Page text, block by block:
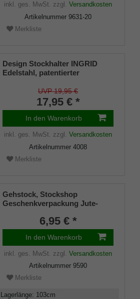
inkl. ges. MwSt. zzgl. Versandkosten
Artikelnummer 9631-20
Merkliste
Design Stockhalter INGRID
Edelstahl, patentierter
(18 - 22mm), Weichgummi
UVP 19,95 €
17,95 € *
In den Warenkorb
inkl. ges. MwSt. zzgl. Versandkosten
Artikelnummer 4008
Merkliste
Gehstock, Stockshop
Geschenkverpackung Jute-
Klettverschluss6,95 € *
In den Warenkorb
inkl. ges. MwSt. zzgl. Versandkosten
Artikelnummer 9590
Merkliste
Lagerlänge: 103cm